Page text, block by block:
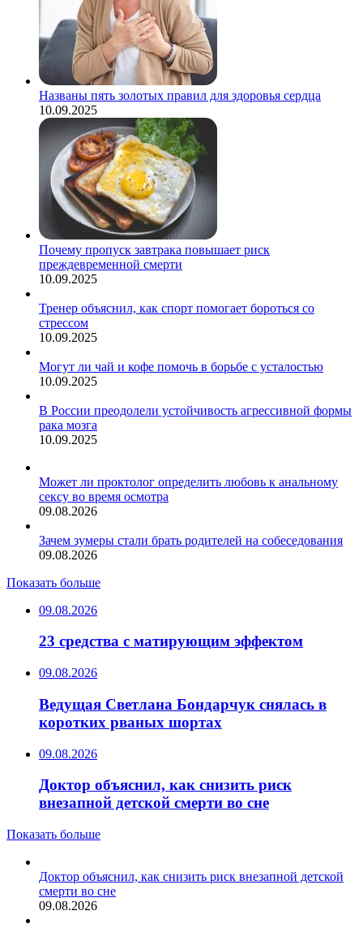
Названы пять золотых правил для здоровья сердца
10.09.2025
Почему пропуск завтрака повышает риск
преждевременной смерти
10.09.2025
Тренер объяснил, как спорт помогает бороться со
стрессом
10.09.2025
Могут ли чай и кофе помочь в борьбе с усталостью
10.09.2025
В России преодолели устойчивость агрессивной формы
рака мозга
10.09.2025
Может ли проктолог определить любовь к анальному
сексу во время осмотра
09.08.2026
Зачем зумеры стали брать родителей на собеседования
09.08.2026
Показать больше
09.08.2026
23 средства с матирующим эффектом
09.08.2026
Ведущая Светлана Бондарчук снялась в
коротких рваных шортах
09.08.2026
Доктор объяснил, как снизить риск
внезапной детской смерти во сне
Показать больше
Доктор объяснил, как снизить риск внезапной детской
смерти во сне
09.08.2026